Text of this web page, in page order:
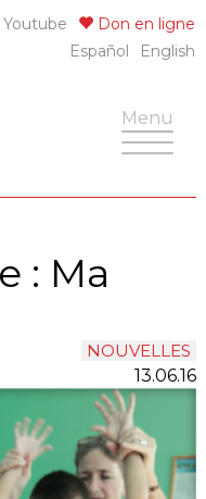
Don en ligne
Youtube
English
Español
Toggle
Menu
: Ma
NOUVELLES
13.06.16